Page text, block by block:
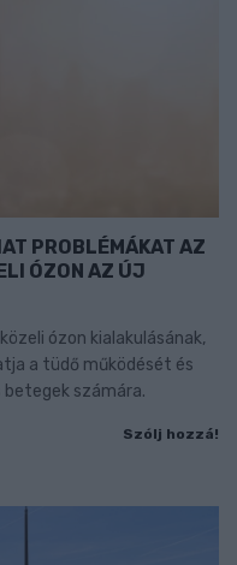
PROBLÉMÁKAT AZ
ÓZON AZ ÚJ
ózon kialakulásának,
a tüdő működését és
betegek számára.
Szólj hozzá!